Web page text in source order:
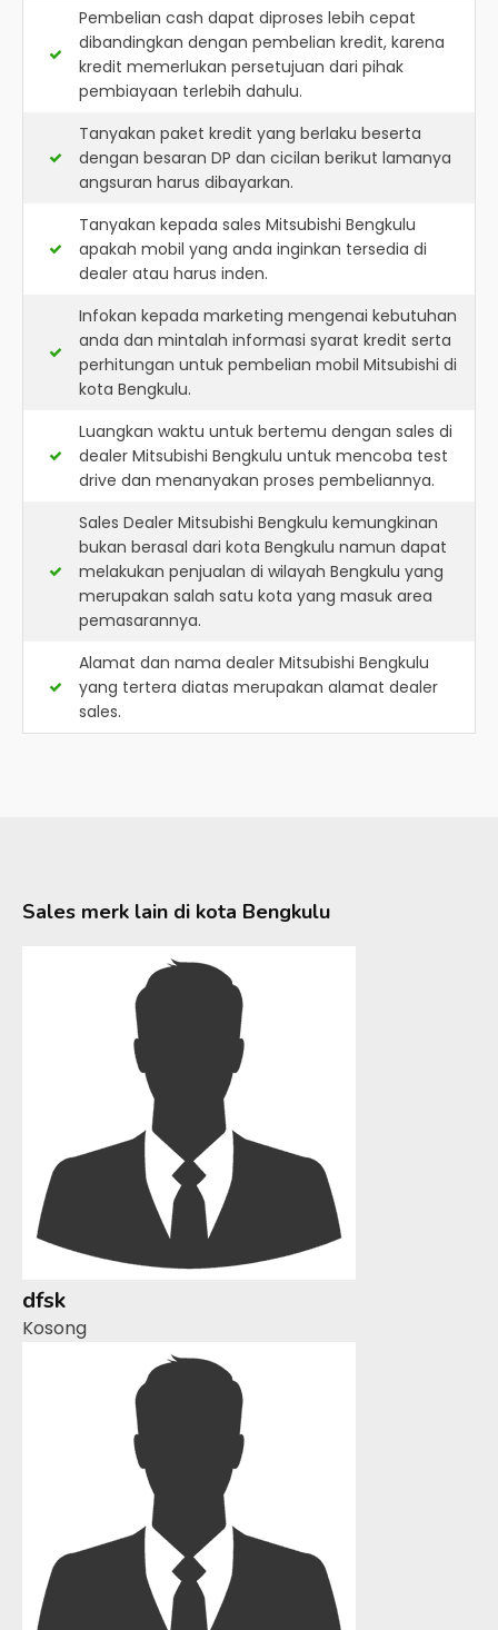
Pembelian cash dapat diproses lebih cepat
dibandingkan dengan pembelian kredit, karena
kredit memerlukan persetujuan dari pihak
pembiayaan terlebih dahulu.
Tanyakan paket kredit yang berlaku beserta
dengan besaran DP dan cicilan berikut lamanya
angsuran harus dibayarkan.
Tanyakan kepada sales Mitsubishi Bengkulu
apakah mobil yang anda inginkan tersedia di
dealer atau harus inden.
Infokan kepada marketing mengenai kebutuhan
anda dan mintalah informasi syarat kredit serta
perhitungan untuk pembelian mobil Mitsubishi di
kota Bengkulu.
Luangkan waktu untuk bertemu dengan sales di
dealer Mitsubishi Bengkulu untuk mencoba test
drive dan menanyakan proses pembeliannya.
Sales Dealer Mitsubishi Bengkulu kemungkinan
bukan berasal dari kota Bengkulu namun dapat
melakukan penjualan di wilayah Bengkulu yang
merupakan salah satu kota yang masuk area
pemasarannya.
Alamat dan nama dealer Mitsubishi Bengkulu
yang tertera diatas merupakan alamat dealer
sales.
Sales merk lain di kota Bengkulu
dfsk
Kosong